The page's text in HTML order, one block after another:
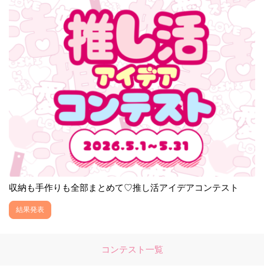
収納も手作りも全部まとめて♡推し活アイデアコンテスト
結果発表
コンテスト一覧